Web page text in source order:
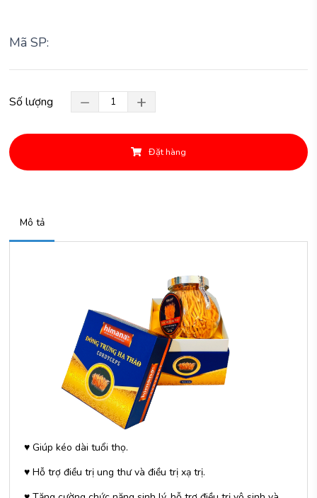
Mã SP:
Số lượng − +
Đặt hàng
Mô tả
♥ Giúp kéo dài tuổi thọ.
♥ Hỗ trợ điều trị ung thư và điều trị xạ trị.